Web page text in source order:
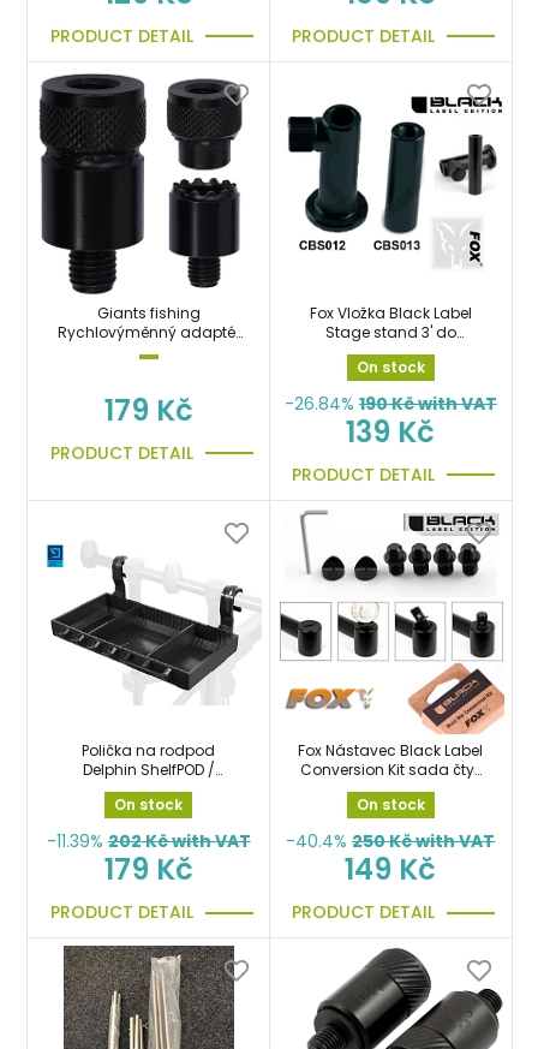
PRODUCT DETAIL PRODUCT DETAIL
Giants fishing
Rychlovýměnný adaptér
Magnet Adaptor
179 Kč
PRODUCT DETAIL
Fox Vložka Black Label
Stage stand 3' do
stabilizátoru vidliček
On stock
-26.84% 190Kč with VAT
139 Kč
PRODUCT DETAIL
Polička na rodpod
Delphin ShelfPOD /
BlackWAY
On stock
-11.39% 202Kč with VAT
179 Kč
PRODUCT DETAIL
Fox Nástavec Black Label
Conversion Kit sada čtyř
oboustraných šroubů
On stock
-40.4% 250Kč with VAT
149 Kč
PRODUCT DETAIL